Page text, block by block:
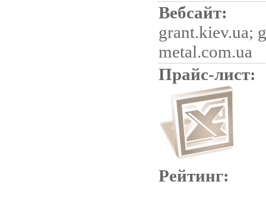
Вебсайт:
grant.kiev.ua;
metal.com.ua
Прайс-лист:
Рейтинг: